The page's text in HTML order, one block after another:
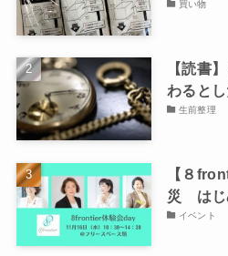
買い物
【読書
わると
生前整理
【８
災 はじ
イベント